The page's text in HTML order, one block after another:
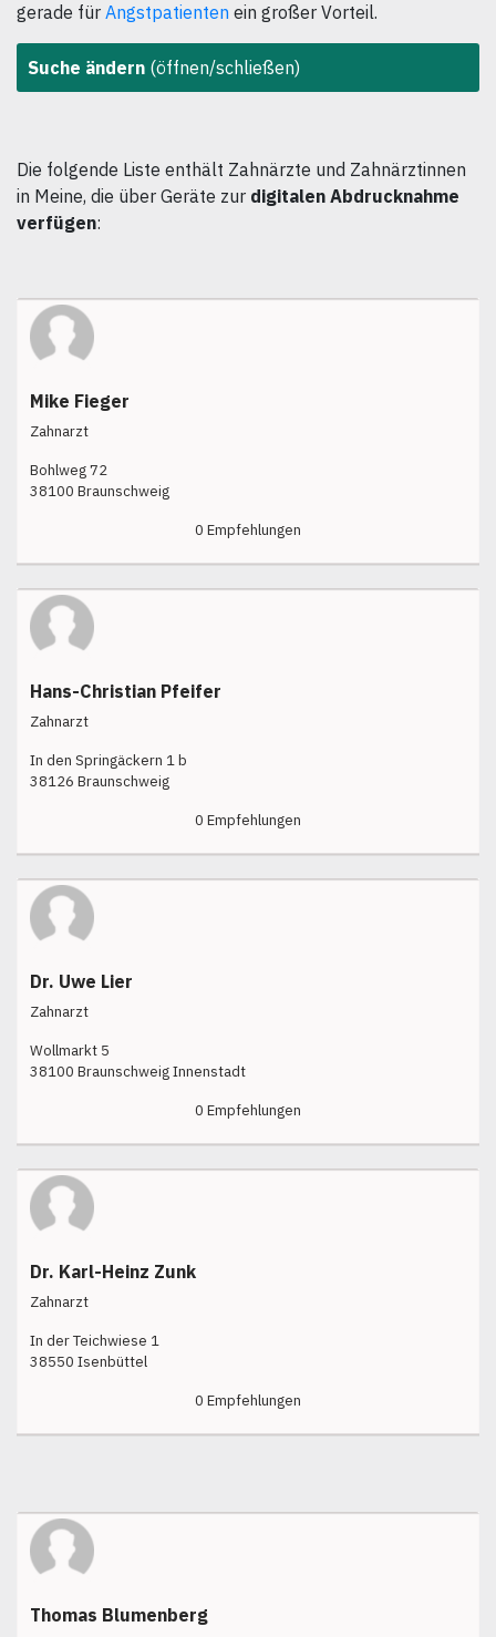
gerade für Angstpatienten ein großer Vorteil.
Suche ändern (öffnen/schließen)
Die folgende Liste enthält Zahnärzte und Zahnärztinnen
in Meine, die über Geräte zur digitalen Abdrucknahme
verfügen:
Mike Fieger
Zahnarzt
Bohlweg 72
38100 Braunschweig
0 Empfehlungen
Hans-Christian Pfeifer
Zahnarzt
In den Springäckern 1 b
38126 Braunschweig
0 Empfehlungen
Dr. Uwe Lier
Zahnarzt
Wollmarkt 5
38100 Braunschweig Innenstadt
0 Empfehlungen
Dr. Karl-Heinz Zunk
Zahnarzt
In der Teichwiese 1
38550 Isenbüttel
0 Empfehlungen
Thomas Blumenberg